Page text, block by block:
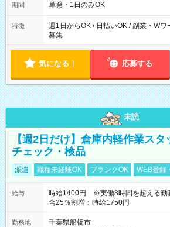
期間 単発・1日のみOK
特徴
週1日からOK / 日払いOK / 副業・W
募集
気になる！ 応募する
未読
【週2日だけ】倉庫内軽作業ス
チェック・検品
派遣 職種未経験OK ブランクOK WEB登録
給与
時給1400円 ※実働8時間を超える勤
合25％割増：時給1750円
勤務地
千葉県船橋市